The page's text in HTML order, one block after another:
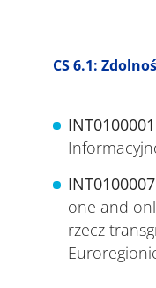
CS 6.1:
INT0100001
one and
rzecz